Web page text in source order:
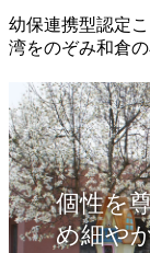
幼保連携型認定
湾をのぞみ和倉
個性を
め細や